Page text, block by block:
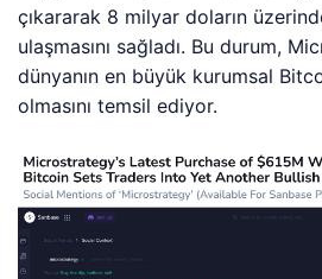
çıkararak 8 milyar doların
ulaşmasını sağladı. Bu durum,
dünyanın en büyük kurumsal
olmasını temsil ediyor.